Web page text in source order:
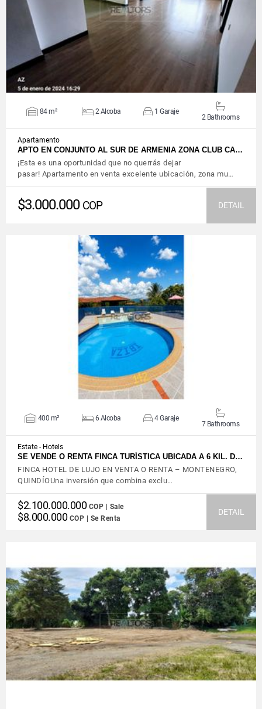
VIEW DETAILS
84 m² 2 Alcoba 1 Garaje
2 Bathrooms
Apartamento
APTO EN CONJUNTO AL SUR DE ARMENIA ZONA CLUB CA…
¡Esta es una oportunidad que no querrás dejar
pasar! Apartamento en venta excelente ubicación, zona mu…
$3.000.000 COP DETAIL
VIEW DETAILS
400 m² 6 Alcoba 4 Garaje
7 Bathrooms
Estate - Hotels
SE VENDE O RENTA FINCA TURÍSTICA UBICADA A 6 KIL. D…
FINCA HOTEL DE LUJO EN VENTA O RENTA – MONTENEGRO,
QUINDÍOUna inversión que combina exclu…
$2.100.000.000 COP | Sale
$8.000.000 COP | Se Renta
DETAIL
VIEW DETAILS